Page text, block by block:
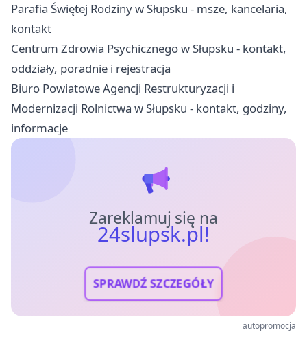
Parafia Świętej Rodziny w Słupsku - msze, kancelaria,
kontakt
Centrum Zdrowia Psychicznego w Słupsku - kontakt,
oddziały, poradnie i rejestracja
Biuro Powiatowe Agencji Restrukturyzacji i
Modernizacji Rolnictwa w Słupsku - kontakt, godziny,
informacje
Zareklamuj się na
24slupsk.pl!
SPRAWDŹ SZCZEGÓŁY
autopromocja